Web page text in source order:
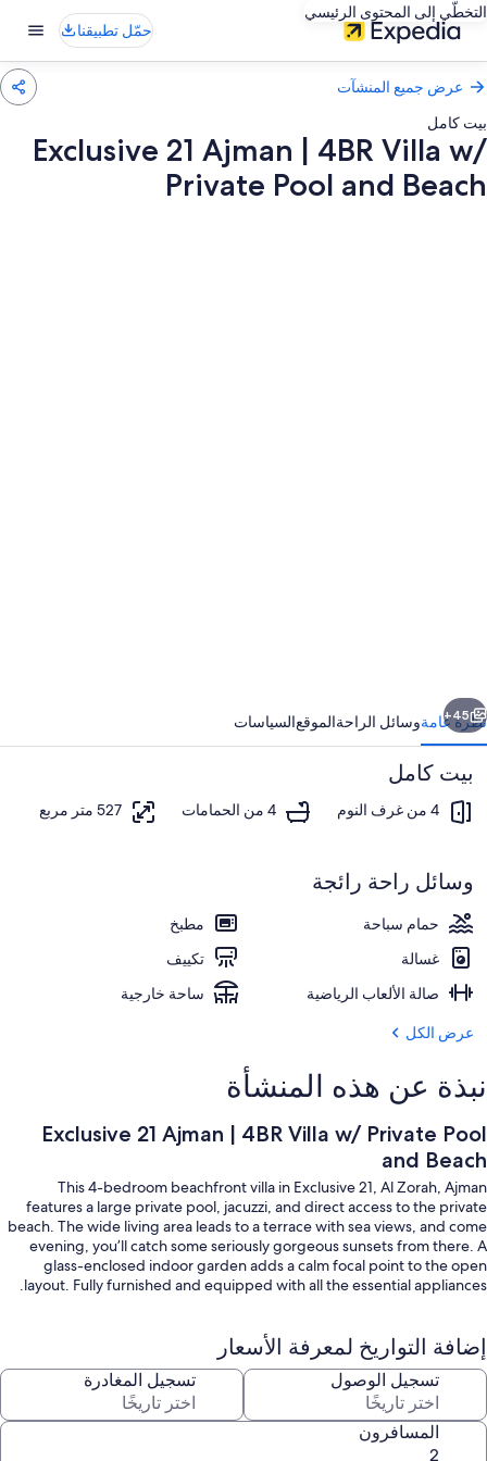
التخطّي إلى المحتوى الرئيسي
حمّل تطبيقنا
عرض جميع المنشآت
بيت كامل
Exclusive 21 Ajman | 4BR Villa w/
Private Pool and Beach
w/
Private
Pool
and
حمام سباحة
التالي
45+
نظرة عامةوسائل الراحةالموقعالسياسات
بيت كامل
4 من غرف النوم 4 من الحمامات 527 متر مربع
وسائل راحة رائجة
حمام سباحة
مطبخ
غسالة
تكييف
صالة الألعاب الرياضية
ساحة خارجية
عرض الكل
نبذة عن هذه المنشأة
Exclusive 21 Ajman | 4BR Villa w/ Private Pool
and Beach
This 4-bedroom beachfront villa in Exclusive 21, Al Zorah, Ajman
features a large private pool, jacuzzi, and direct access to the private
beach. The wide living area leads to a terrace with sea views, and come
evening, you’ll catch some seriously gorgeous sunsets from there. A
glass-enclosed indoor garden adds a calm focal point to the open
layout. Fully furnished and equipped with all the essential appliances.
The Space
The living area in this 4-bedroom beachfront villa is designed with
comfort and function in mind. A sofa faces the terrace, offering clear
views of the private pool and the sea. The terrace itself is spacious and
إضافة التواريخ لمعرفة الأسعار
تسجيل الوصول تسجيل المغادرة
المسافرون